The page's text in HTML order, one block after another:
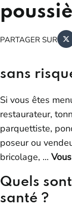
PARTAGER SUR
sans
Si vous êtes
restaurateur,
parquettiste,
poseur ou
bricolage, ...
Quels
santé ?